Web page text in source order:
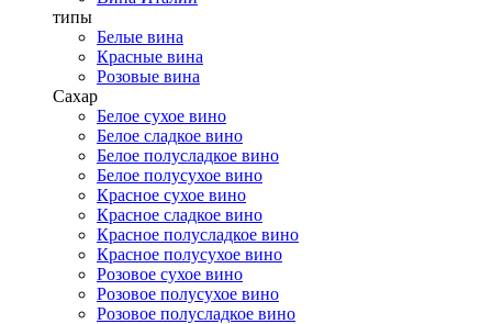
типы
Белые вина
Красные вина
Розовые вина
Сахар
Белое сухое вино
Белое сладкое вино
Белое полусладкое вино
Белое полусухое вино
Красное сухое вино
Красное сладкое вино
Красное полусладкое вино
Красное полусухое вино
Розовое сухое вино
Розовое полусухое вино
Розовое полусладкое вино